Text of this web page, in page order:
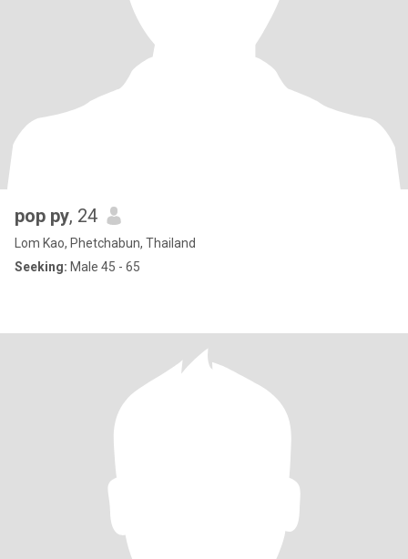
pop py, 24
Lom Kao, Phetchabun, Thailand
Seeking: Male 45 - 65